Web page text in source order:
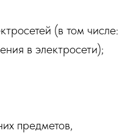
(в том числе:
в электросети);
предметов,